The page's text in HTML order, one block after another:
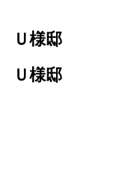
Ｕ様邸
Ｕ様邸